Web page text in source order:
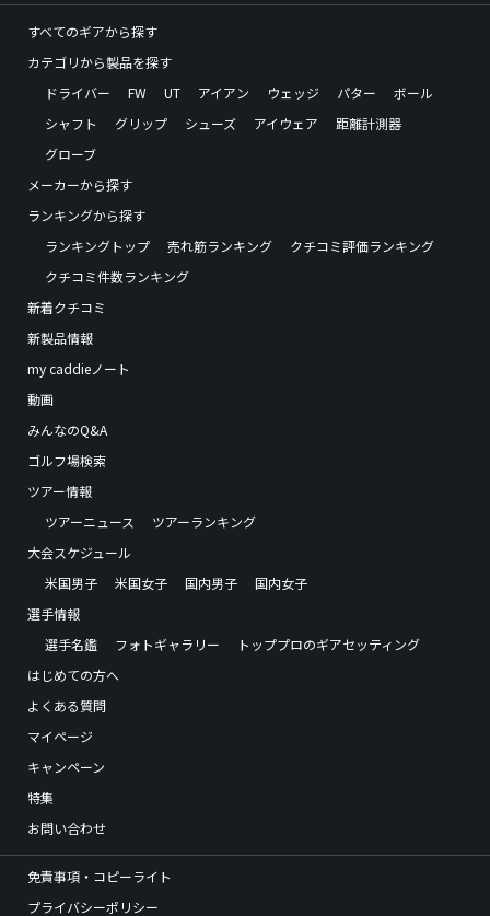
すべてのギアから探す
カテゴリから製品を探す
ドライバー
FW UT アイアン ウェッジ パター
ボール
シャフト
グリップ シューズ アイウェア
距離計測器
グローブ
メーカーから探す
ランキングから探す
ランキングトップ
売れ筋ランキング
クチコミ評価ランキング
クチコミ件数ランキング
新着クチコミ
新製品情報
my caddieノート
動画
みんなのQ&A
ゴルフ場検索
ツアー情報
ツアーニュース
ツアーランキング
大会スケジュール
米国男子
米国女子 国内男子
国内女子
選手情報
選手名鑑
フォトギャラリー
トッププロのギアセッティング
はじめての方へ
よくある質問
マイページ
キャンペーン
特集
お問い合わせ
免責事項・コピーライト
プライバシーポリシー